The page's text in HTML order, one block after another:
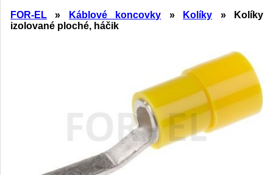
FOR-EL » Káblové koncovky » Kolíky » Kolíky
izolované ploché, háčik